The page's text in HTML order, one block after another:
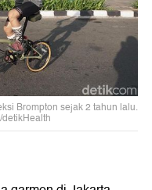
Brompton sejak 2 tahun lalu.